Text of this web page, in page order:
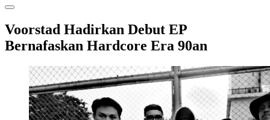
Voorstad Hadirkan Debut EP
Bernafaskan Hardcore Era 90an